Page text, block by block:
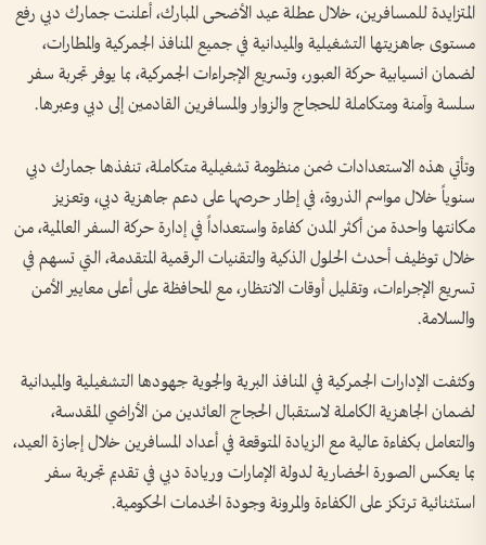
المتزايدة للمسافرين، خلال عطلة عيد الأضحى المبارك، أعلنت جمارك دبي رفع
مستوى جاهزيتها التشغيلية والميدانية في جميع المنافذ الجمركية والمطارات،
لضمان انسيابية حركة العبور، وتسريع الإجراءات الجمركية، بما يوفر تجربة سفر
سلسة وآمنة ومتكاملة للحجاج والزوار والمسافرين القادمين إلى دبي وعبرها.
وتأتي هذه الاستعدادات ضمن منظومة تشغيلية متكاملة، تنفذها جمارك دبي
سنوياً خلال مواسم الذروة، في إطار حرصها على دعم جاهزية دبي، وتعزيز
مكانتها واحدة من أكثر المدن كفاءة واستعداداً في إدارة حركة السفر العالمية، من
خلال توظيف أحدث الحلول الذكية والتقنيات الرقمية المتقدمة، التي تسهم في
تسريع الإجراءات، وتقليل أوقات الانتظار، مع المحافظة على أعلى معايير الأمن
والسلامة.
وكثفت الإدارات الجمركية في المنافذ البرية والجوية جهودها التشغيلية والميدانية
لضمان الجاهزية الكاملة لاستقبال الحجاج العائدين من الأراضي المقدسة،
والتعامل بكفاءة عالية مع الزيادة المتوقعة في أعداد المسافرين خلال إجازة العيد،
بما يعكس الصورة الحضارية لدولة الإمارات وريادة دبي في تقديم تجربة سفر
استثنائية ترتكز على الكفاءة والمرونة وجودة الخدمات الحكومية.